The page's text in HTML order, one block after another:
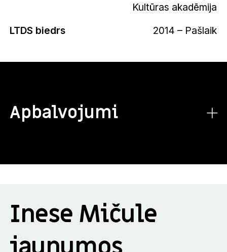
Kultūras akadēmija
LTDS biedrs
2014 – Pašlaik
Apbalvojumi
Inese Mičule